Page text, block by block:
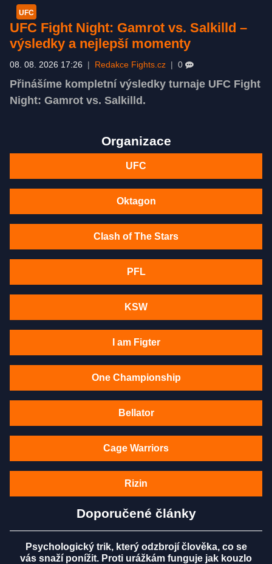
UFC
UFC Fight Night: Gamrot vs. Salkilld –
výsledky a nejlepší momenty
08. 08. 2026 17:26 Redakce Fights.cz 0
Přinášíme kompletní výsledky turnaje UFC Fight
Night: Gamrot vs. Salkilld.
Organizace
UFC
Oktagon
Clash of The Stars
PFL
KSW
I am Figter
One Championship
Bellator
Cage Warriors
Rizin
Doporučené články
Psychologický trik, který odzbrojí člověka, co se
vás snaží ponížit. Proti urážkám funguje jak kouzlo